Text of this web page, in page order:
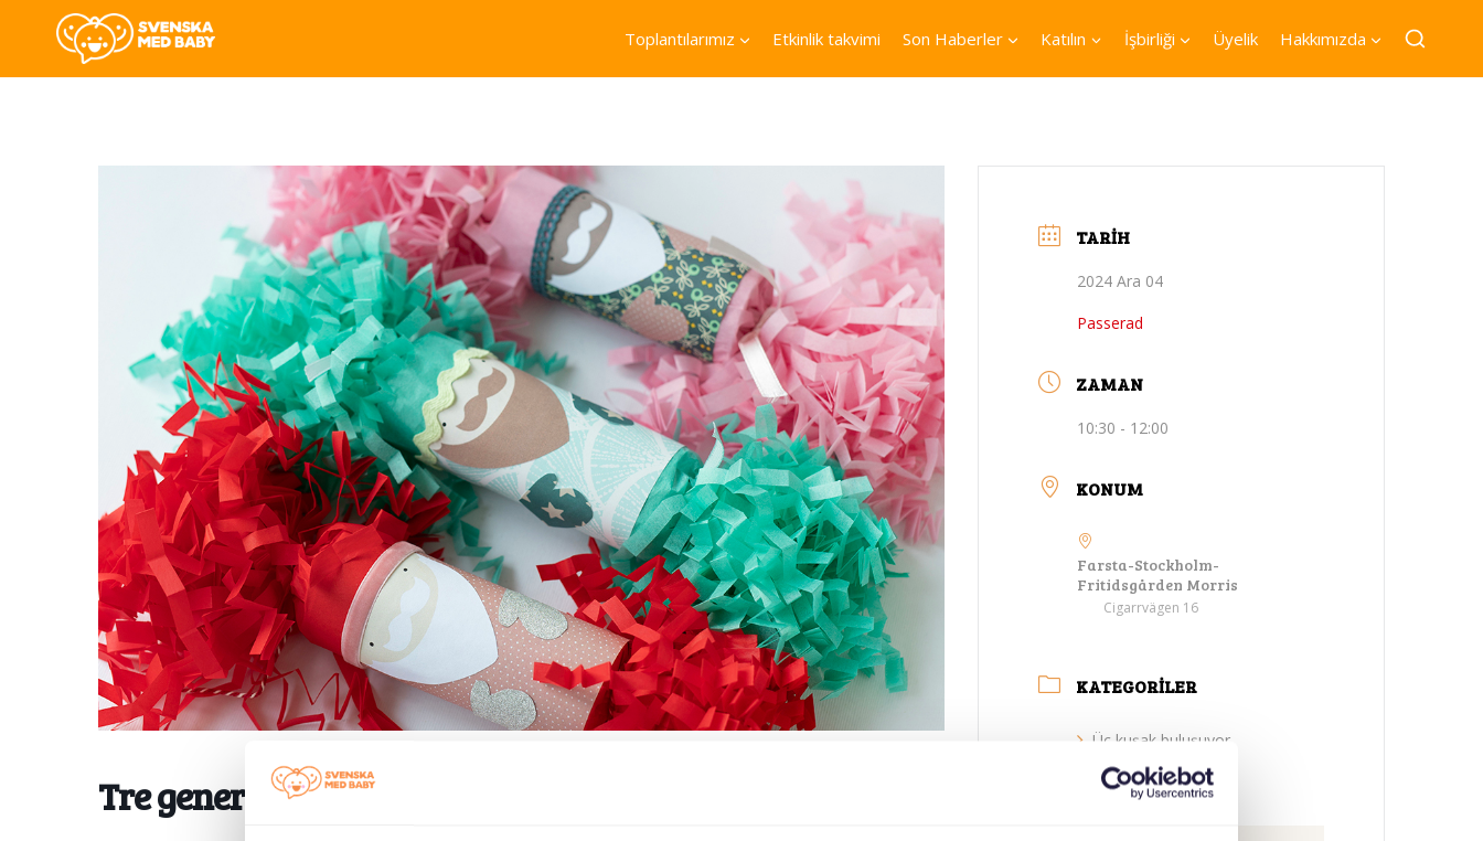
Toplantılarımız Etkinlik takvimi Son Haberler Katılın İşbirliği Üyelik Hakkımızda
Tre generationer möts: Julpyssel
TARIH
2024 Ara 04
Passerad
ZAMAN
10:30 - 12:00
KONUM
Farsta-Stockholm-
Fritidsgården Morris
Cigarrvägen 16
KATEGORILER
Üç kuşak buluşuyor
ORGANIZATÖR